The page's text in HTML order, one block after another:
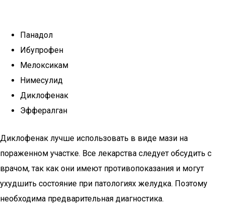
Панадол
Ибупрофен
Мелоксикам
Нимесулид
Диклофенак
Эффералган
Диклофенак лучше использовать в виде мази на
пораженном участке. Все лекарства следует обсудить с
врачом, так как они имеют противопоказания и могут
ухудшить состояние при патологиях желудка. Поэтому
необходима предварительная диагностика.